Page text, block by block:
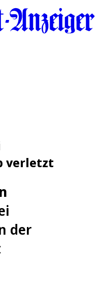
verletzt
der